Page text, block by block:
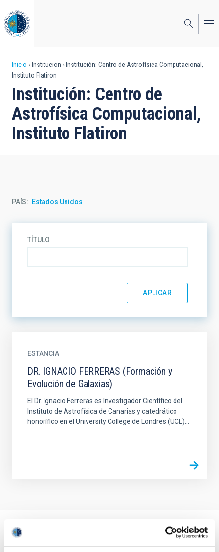
al
contenido
principal
Sobrescribir
enlaces
de
ayuda
a
Inicio Institucion
Institución: Centro de Astrofísica Computacional,
Instituto Flatiron
Institución: Centro de
Astrofísica Computacional,
Instituto Flatiron
PAÍS Estados Unidos
TÍTULO
ESTANCIA
DR. IGNACIO FERRERAS (Formación y
Evolución de Galaxias)
El Dr. Ignacio Ferreras es Investigador Científico del
Instituto de Astrofísica de Canarias y catedrático
honorífico en el University College de Londres (UCL)...